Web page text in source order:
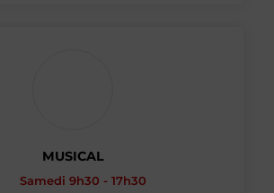
MUSICAL
Samedi 9h30 - 17h30